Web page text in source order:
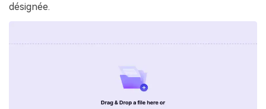
désignée.